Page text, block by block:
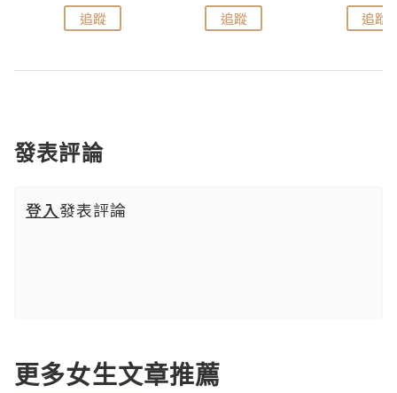
追蹤 追蹤 追蹤
發表評論
登入發表評論
更多女生文章推薦